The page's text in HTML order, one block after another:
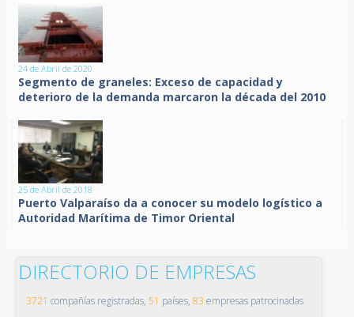
24 de Abril de 2020
Segmento de graneles: Exceso de capacidad y
deterioro de la demanda marcaron la década del 2010
25 de Abril de 2018
Puerto Valparaíso da a conocer su modelo logístico a
Autoridad Marítima de Timor Oriental
DIRECTORIO DE EMPRESAS
3721 compañías registradas, 51 países, 83 empresas patrocinadas